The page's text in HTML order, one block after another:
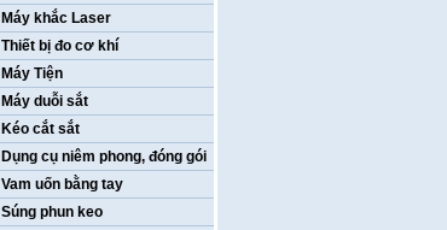
Máy khắc Laser
Thiết bị đo cơ khí
Máy Tiện
Máy duỗi sắt
Kéo cắt sắt
Dụng cụ niêm phong, đóng gói
Vam uốn bằng tay
Súng phun keo